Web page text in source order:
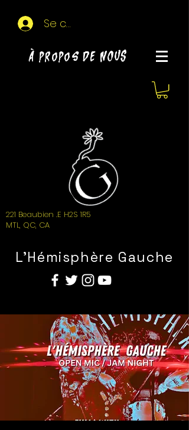
Se connecter
À propos de NOUS
221 Beaubien .E H2S 1R5
MTL, QC, CA
L'Hémisphère Gauche